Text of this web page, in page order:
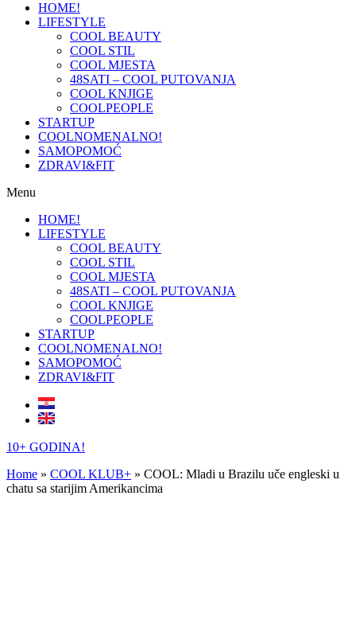
HOME!
LIFESTYLE
COOL BEAUTY
COOL STIL
COOL MJESTA
48SATI – COOL PUTOVANJA
COOL KNJIGE
COOLPEOPLE
STARTUP
COOLNOMENALNO!
SAMOPOMOĆ
ZDRAVI&FIT
Menu
HOME!
LIFESTYLE
COOL BEAUTY
COOL STIL
COOL MJESTA
48SATI – COOL PUTOVANJA
COOL KNJIGE
COOLPEOPLE
STARTUP
COOLNOMENALNO!
SAMOPOMOĆ
ZDRAVI&FIT
10+ GODINA!
Home » COOL KLUB+ » COOL: Mladi u Brazilu uče engleski u
chatu sa starijim Amerikancima